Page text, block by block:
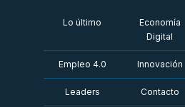
Lo último
Economía
Digital
Empleo 4.0 Innovación
Leaders Contacto